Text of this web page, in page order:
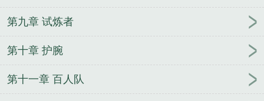
第九章 试炼者
第十章 护腕
第十一章 百人队